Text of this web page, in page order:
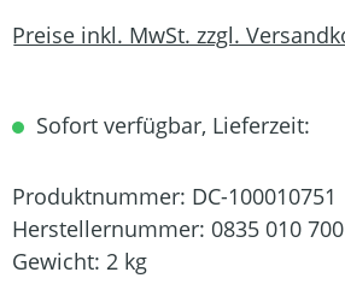
Preise inkl. MwSt. zzgl.
Sofort verfügbar, Lieferzeit:
Produktnummer: DC-100010751
Herstellernummer: 0835 010
Gewicht: 2 kg